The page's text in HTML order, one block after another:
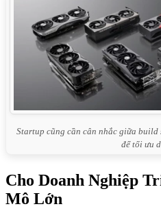
Startup cũng cần cân nhắc giữa build
để tối ưu
Cho Doanh Nghiệp
Mô Lớn